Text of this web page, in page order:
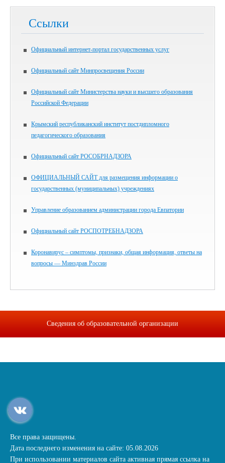
Ссылки
Официальный интернет-портал государственных услуг
Официальный сайт Минпросвещения России
Официальный сайт Министерства науки и высшего образования
Российской Федерации
Крымский республиканский институт постдипломного
педагогического образования
Официальный сайт РОСОБРНАДЗОРА
ОФИЦИАЛЬНЫЙ САЙТ для размещения информации о
государственных (муниципальных) учреждениях
Управление образованием администрации города Евпатории
Официальный сайт РОСПОТРЕБНАДЗОРА
Коронавирус – симптомы, признаки, общая информация, ответы на
вопросы — Минздрав России
Сведения об образовательной организации
Все права защищены.
Дата последнего изменения на сайте: 05.08.2026
При использовании материалов сайта активная прямая ссылка на